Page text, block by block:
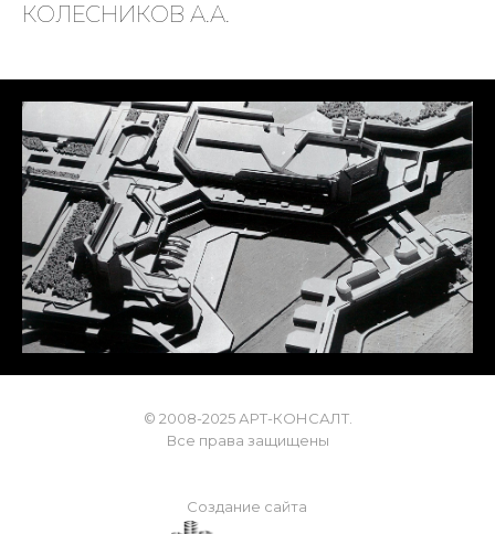
КОЛЕСНИКОВ А.А.
© 2008-2025 АРТ-КОНСАЛТ.
Все права защищены
Создание сайта